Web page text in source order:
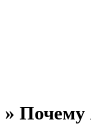
» Почему